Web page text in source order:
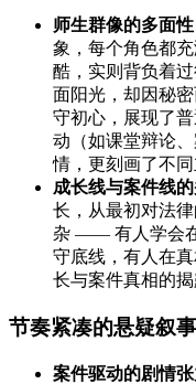
师生群像的多面性
象，每个角色都
酷，实则背负着
面阳光，却因秘
守初心，展现了
动（如课堂辩论
情，更刻画了不同
成长线与案件线
长，从最初对法
杂 —— 有人学会
守底线，有人在
长与案件真相的
节奏紧凑的悬疑叙事
案件驱动的剧情张